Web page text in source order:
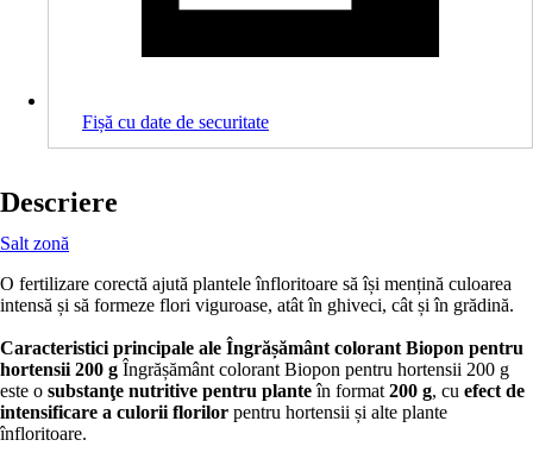
Fișă cu date de securitate
Descriere
Salt zonă
O fertilizare corectă ajută plantele înfloritoare să își mențină culoarea
intensă și să formeze flori viguroase, atât în ghiveci, cât și în grădină.
Caracteristici principale ale Îngrășământ colorant Biopon pentru
hortensii 200 g Îngrășământ colorant Biopon pentru hortensii 200 g
este o substanţe nutritive pentru planteîn format 200 g, cu efect de
intensificare a culorii florilor pentru hortensii și alte plante
înfloritoare.